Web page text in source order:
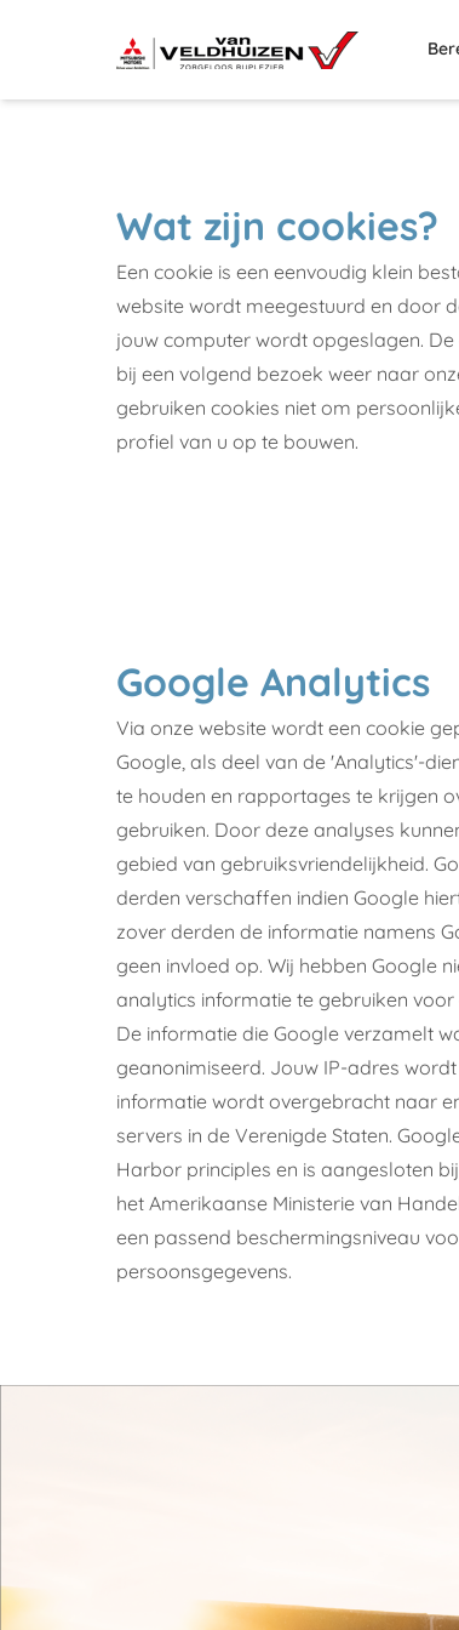
Wat zijn cookies?
Een cookie is een eenvoudig klein
website wordt meegestuurd en door
jouw computer wordt opgeslagen.
bij een volgend bezoek weer naar
gebruiken cookies niet om
profiel van u op te bouwen.
Google Analytics
Via onze website wordt een cookie
Google, als deel van de 'Analytics'-
te houden en rapportages te krijgen
gebruiken. Door deze analyses
gebied van gebruiksvriendelijkheid.
derden verschaffen indien Google
zover derden de informatie namens
geen invloed op. Wij hebben Google
analytics informatie te gebruiken voor
De informatie die Google verzamelt
geanonimiseerd. Jouw IP-adres
informatie wordt overgebracht naar
servers in de Verenigde Staten.
Harbor principles en is aangesloten
het Amerikaanse Ministerie van
een passend beschermingsniveau
persoonsgegevens.